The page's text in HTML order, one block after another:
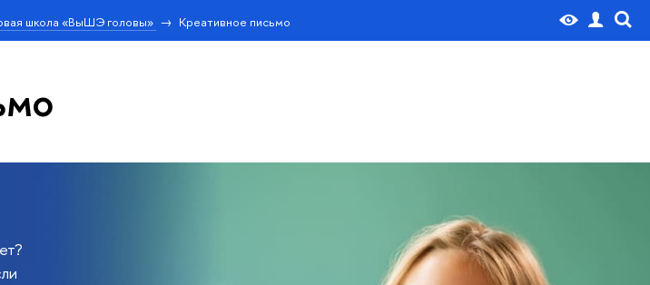
школа «ВыШЭ головы» Креативное письмо